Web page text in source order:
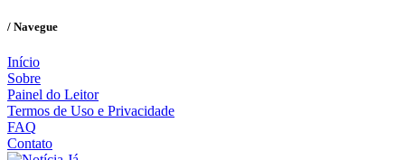
/ Navegue
Início
Sobre
Painel do Leitor
Termos de Uso e Privacidade
FAQ
Contato